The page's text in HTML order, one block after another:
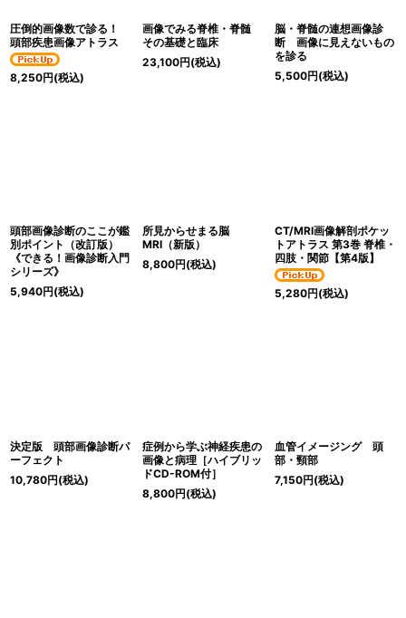
圧倒的画像数で診る！
頭部疾患画像アトラス
8,250円(税込)
画像でみる脊椎・脊髄
その基礎と臨床
23,100円(税込)
脳・脊髄の連想画像診
断 画像に見えないもの
を診る
5,500円(税込)
頭部画像診断のここが鑑
別ポイント（改訂版）
《できる！画像診断入門
シリーズ》
5,940円(税込)
所見からせまる脳
MRI（新版）
8,800円(税込)
CT/MRI画像解剖ポケッ
トアトラス 第3巻 脊椎・
四肢・関節【第4版】
5,280円(税込)
決定版 頭部画像診断パ
ーフェクト
10,780円(税込)
症例から学ぶ神経疾患の
画像と病理［ハイブリッ
ドCD-ROM付］
8,800円(税込)
血管イメージング 頭
部・頸部
7,150円(税込)